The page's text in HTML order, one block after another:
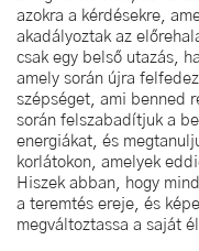
azokra a kérdésekre,
akadályoztak az
csak egy belső utazás,
amely során újra
szépséget, ami benned
során felszabadítjuk a
energiákat, és
korlátokon, amelyek
Hiszek abban, hogy
a teremtés ereje, és
megváltoztassa a saját